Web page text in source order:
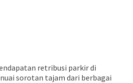
retribusi parkir di
sorotan tajam dari berbagai